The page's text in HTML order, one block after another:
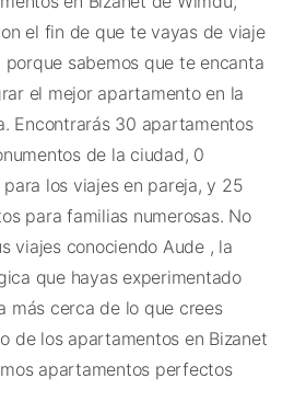
el fin de que te vayas de viaje
sabemos que te encanta
el mejor apartamento en la
Encontrarás 30 apartamentos
de la ciudad, 0
los viajes en pareja, y 25
para familias numerosas. No
viajes conociendo Aude , la
que hayas experimentado
más cerca de lo que crees
de los apartamentos en Bizanet
apartamentos perfectos